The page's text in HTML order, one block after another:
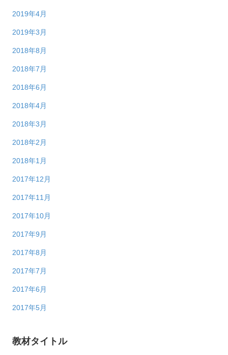
2019年4月
2019年3月
2018年8月
2018年7月
2018年6月
2018年4月
2018年3月
2018年2月
2018年1月
2017年12月
2017年11月
2017年10月
2017年9月
2017年8月
2017年7月
2017年6月
2017年5月
教材タイトル